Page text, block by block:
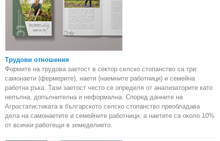
Трудови отношения
Формите на трудова заетост в сектор селско стопанство са три:
самонаети (фермерите), наети (наемните работници) и семейна
работна ръка. Тази заетост често се определя от анализаторите като
непълна, допълнителна и неформална. Според данните на
Агростатистиката в българското селско стопанство преобладава
дела на самонаетите и семейните работници, а наетите са около 10%
от всички работещи в земеделието.